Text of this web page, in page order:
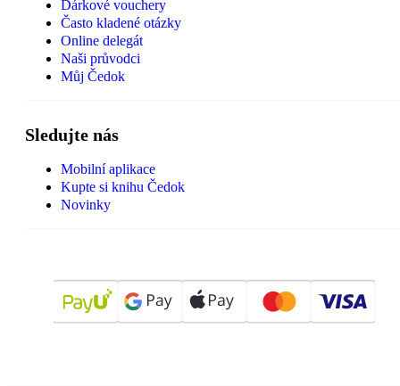
Dárkové vouchery
Často kladené otázky
Online delegát
Naši průvodci
Můj Čedok
Sledujte nás
Mobilní aplikace
Kupte si knihu Čedok
Novinky